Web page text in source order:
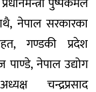
नेपाल सरकारका
गण्डकी प्रदेश
पाण्डे, नेपाल उद्योग
चन्द्रप्रसाद